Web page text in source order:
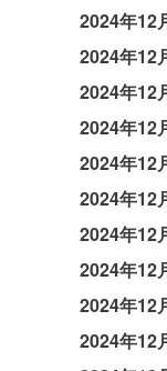
2024年12
2024年12
2024年12
2024年12
2024年12
2024年12
2024年12
2024年12
2024年12
2024年12